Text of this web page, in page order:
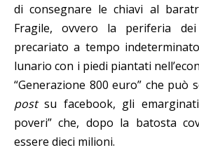
di consegnare le chiavi al
Fragile, ovvero la periferia
precariato a tempo
lunario con i piedi piantati
“Generazione 800 euro” che può
postsu facebook, gli
poveri” che, dopo la batosta
essere dieci milioni.